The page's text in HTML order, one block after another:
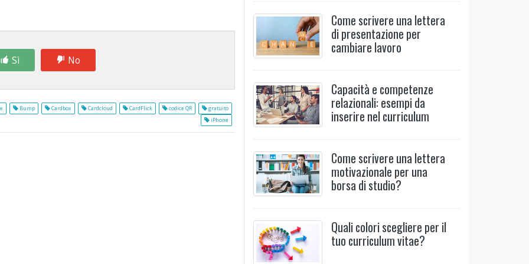
Sì No
Bump Cardbox Cardcloud CardFlick codice QR
gratuito
iPhone
Come scrivere una lettera
di presentazione per
cambiare lavoro
Capacità e competenze
relazionali: esempi da
inserire nel curriculum
Come scrivere una lettera
motivazionale per una
borsa di studio?
Quali colori scegliere per il
tuo curriculum vitae?